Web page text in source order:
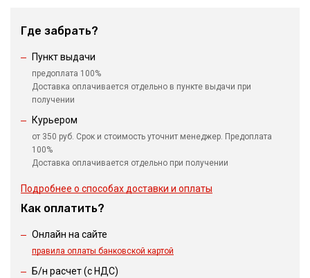
Где забрать?
Пункт выдачи
предоплата 100%
Доставка оплачивается отдельно в пункте выдачи при
получении
Курьером
от 350 руб. Срок и стоимость уточнит менеджер. Предоплата
100%
Доставка оплачивается отдельно при получении
Подробнее о способах доставки и оплаты
Как оплатить?
Онлайн на сайте
правила оплаты банковской картой
Б/н расчет (c НДС)